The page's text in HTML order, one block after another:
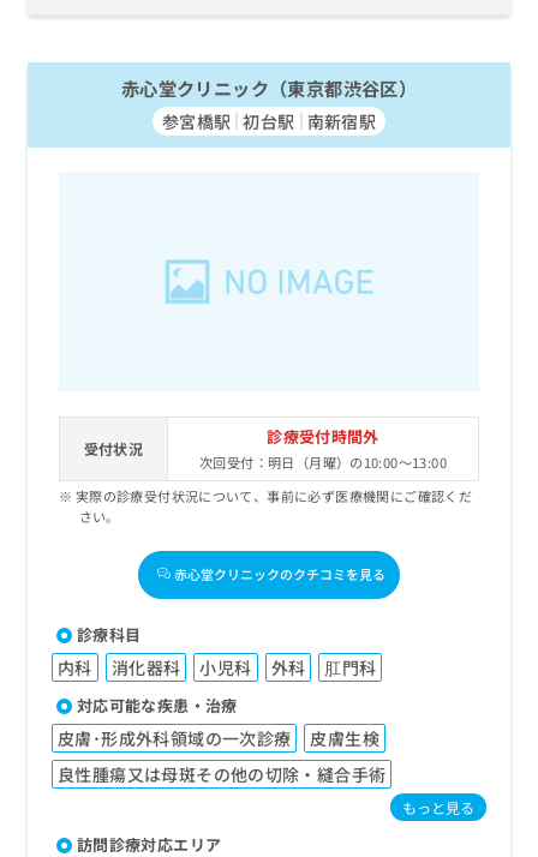
赤心堂クリニック（東京都渋谷区）
参宮橋駅 初台駅 南新宿駅
受付状況
診療受付時間外
次回受付：明日（月曜）の10:00～13:00
実際の診療受付状況について、事前に必ず医療機関にご確認くだ
さい。
赤心堂クリニックのクチコミを見る
診療科目
内科 消化器科 小児科 外科 肛門科
対応可能な疾患・治療
皮膚･形成外科領域の一次診療
皮膚生検
良性腫瘍又は母斑その他の切除・縫合手術
もっと見る
訪問診療対応エリア